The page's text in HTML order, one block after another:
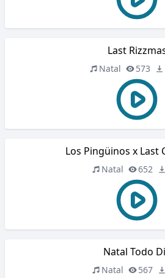
Last
Natal 573
Los Pingüinos x Last
Natal 652
Natal Todo
Natal 567